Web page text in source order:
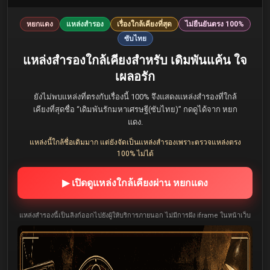
หยกแดง แหล่งสำรอง เรื่องใกล้เคียงที่สุด
ไม่ยืนยันตรง 100%
ซับไทย
แหล่งสำรองใกล้เคียงสำหรับ เดิมพันแค้น ใจ
เผลอรัก
ยังไม่พบแหล่งที่ตรงกับเรื่องนี้ 100% จึงแสดงแหล่งสำรองที่ใกล้
เคียงที่สุดชื่อ “เดิมพันรักมหาเศรษฐี(ซับไทย)” กดดูได้จาก หยก
แดง.
แหล่งนี้ใกล้ชื่อเดิมมาก แต่ยังจัดเป็นแหล่งสำรองเพราะตรวจแหล่งตรง
100% ไม่ได้
▶ เปิดดูแหล่งใกล้เคียงผ่าน หยกแดง
แหล่งสำรองนี้เป็นลิงก์ออกไปยังผู้ให้บริการภายนอก ไม่มีการฝัง iframe ในหน้าเว็บ